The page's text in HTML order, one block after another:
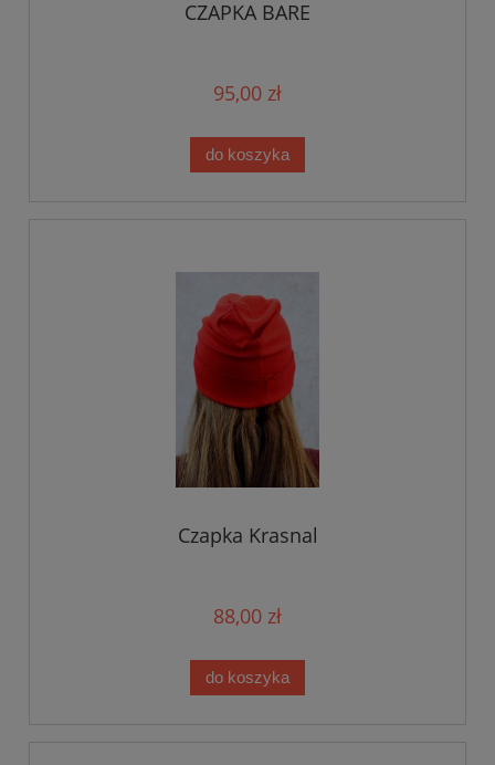
CZAPKA BARE
95,00 zł
do koszyka
Czapka Krasnal
88,00 zł
do koszyka